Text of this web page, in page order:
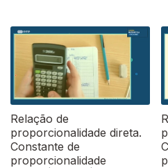
Relação de
proporcionalidade direta.
Constante de
proporcionalidade